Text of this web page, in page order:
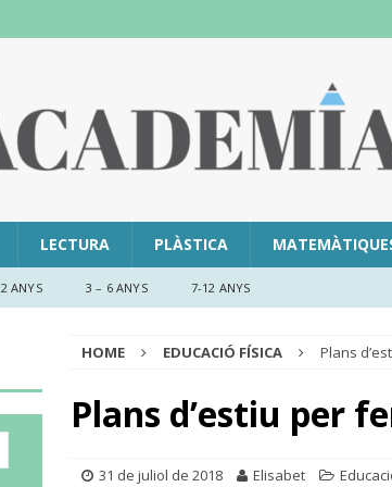
LECTURA PLÀSTICA
2 ANYS 3 – 6 ANYS 7-12 ANYS
HOME EDUCACIÓ FÍSICA Plans
Plans d’estiu per
31 de juliol de 2018 Elisabet